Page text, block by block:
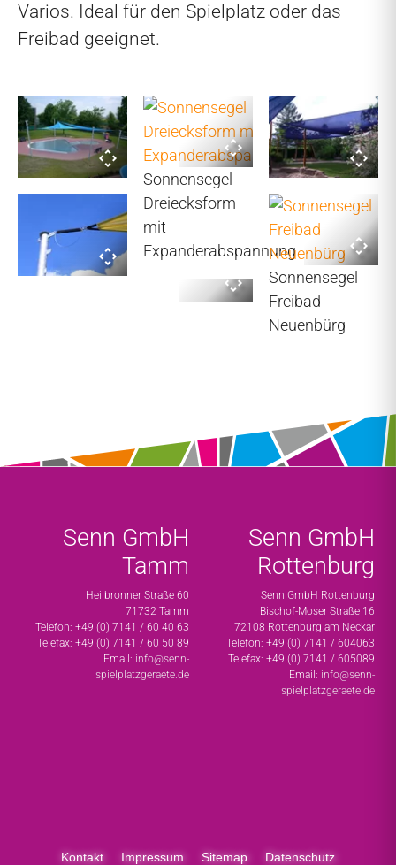
Varios. Ideal für den Spielplatz oder das
Freibad geeignet.
Sonnensegel
Dreiecksform
mit
Expanderabspannung
Sonnensegel
Freibad
Neuenbürg
Senn GmbH
Tamm
Heilbronner Straße 60
71732 Tamm
Telefon: +49 (0) 7141 / 60 40 63
Telefax: +49 (0) 7141 / 60 50 89
Email: info@senn-
spielplatzgeraete.de
Senn GmbH
Rottenburg
Senn GmbH Rottenburg
Bischof-Moser Straße 16
72108 Rottenburg am Neckar
Telefon: +49 (0) 7141 / 604063
Telefax: +49 (0) 7141 / 605089
Email: info@senn-
spielplatzgeraete.de
Kontakt Impressum Sitemap Datenschutz